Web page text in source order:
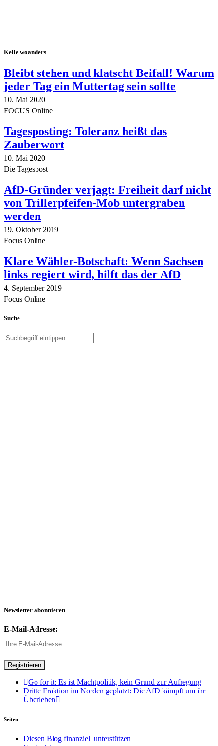
Kelle woanders
Bleibt stehen und klatscht Beifall! Warum
jeder Tag ein Muttertag sein sollte
10. Mai 2020
FOCUS Online
Tagesposting: Toleranz heißt das
Zauberwort
10. Mai 2020
Die Tagespost
AfD-Gründer verjagt: Freiheit darf nicht
von Trillerpfeifen-Mob untergraben
werden
19. Oktober 2019
Focus Online
Klare Wähler-Botschaft: Wenn Sachsen
links regiert wird, hilft das der AfD
4. September 2019
Focus Online
Suche
Newsletter abonnieren
E-Mail-Adresse:
Go for it: Es ist Machtpolitik, kein Grund zur Aufregung
Dritte Fraktion im Norden geplatzt: Die AfD kämpft um ihr
Überleben
Seiten
Diesen Blog finanziell unterstützen